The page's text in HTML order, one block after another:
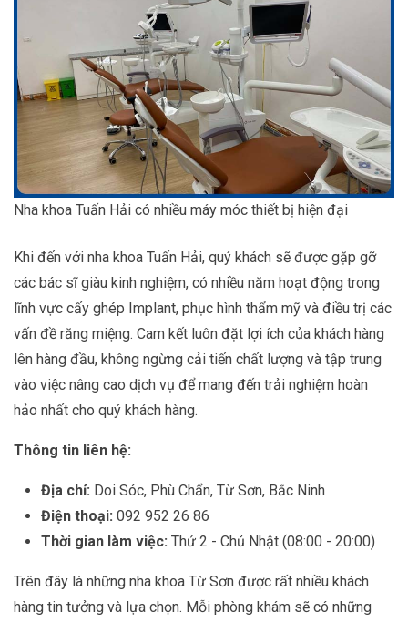
Nha khoa Tuấn Hải có nhiều máy móc thiết bị hiện đại
Khi đến với nha khoa Tuấn Hải, quý khách sẽ được gặp gỡ
các bác sĩ giàu kinh nghiệm, có nhiều năm hoạt động trong
lĩnh vực cấy ghép Implant, phục hình thẩm mỹ và điều trị các
vấn đề răng miệng. Cam kết luôn đặt lợi ích của khách hàng
lên hàng đầu, không ngừng cải tiến chất lượng và tập trung
vào việc nâng cao dịch vụ để mang đến trải nghiệm hoàn
hảo nhất cho quý khách hàng.
Thông tin liên hệ:
Địa chỉ: Doi Sóc, Phù Chẩn, Từ Sơn, Bắc Ninh
Điện thoại: 092 952 26 86
Thời gian làm việc: Thứ 2 - Chủ Nhật (08:00 - 20:00)
Trên đây là những nha khoa Từ Sơn được rất nhiều khách
hàng tin tưởng và lựa chọn. Mỗi phòng khám sẽ có những